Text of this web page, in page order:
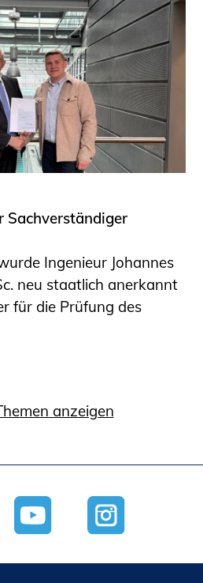
Sachverständiger
Ingenieur Johannes
neu staatlich anerkannt
für die Prüfung des
anzeigen